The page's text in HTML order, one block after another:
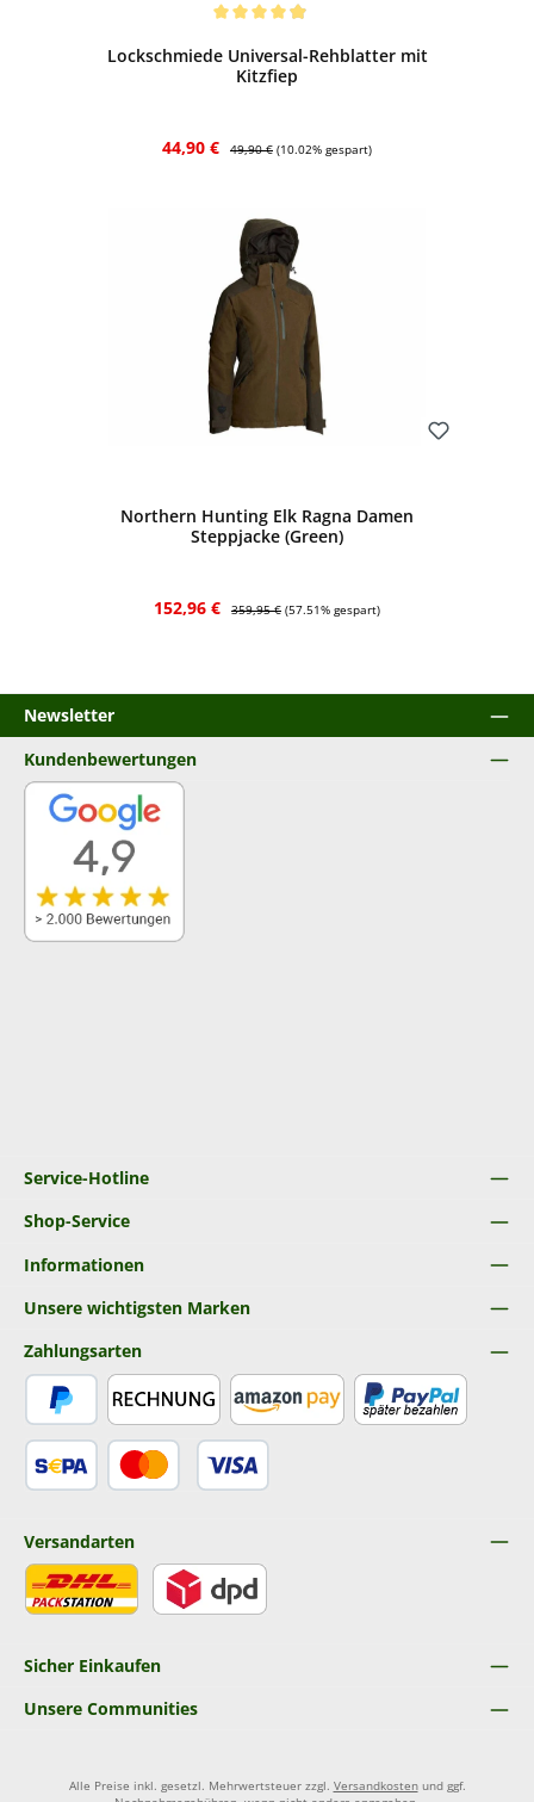
Lockschmiede Universal-Rehblatter mit
Kitzfiep
Verkaufspreis:
44,90 € Regulärer Preis:
49,90 € (10.02% gespart)
Northern Hunting Elk Ragna Damen
Steppjacke (Green)
Verkaufspreis:
152,96 € Regulärer Preis:
359,95 € (57.51% gespart)
Newsletter
Service-Hotline
Shop-Service
Informationen
Unsere wichtigsten Marken
Sicher Einkaufen
Kundenbewertungen
Unsere Communities
Zahlungsarten
Versandarten
Alle Preise inkl. gesetzl. Mehrwertsteuer zzgl. Versandkostenund ggf.